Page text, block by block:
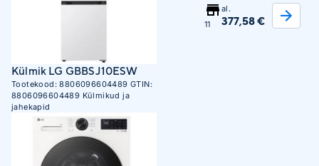
Külmik LG GBBSJ10ESW
Tootekood:8806096604489 GTIN:
8806096604489 Külmikud ja
jahekapid
11
al.
377,58 €